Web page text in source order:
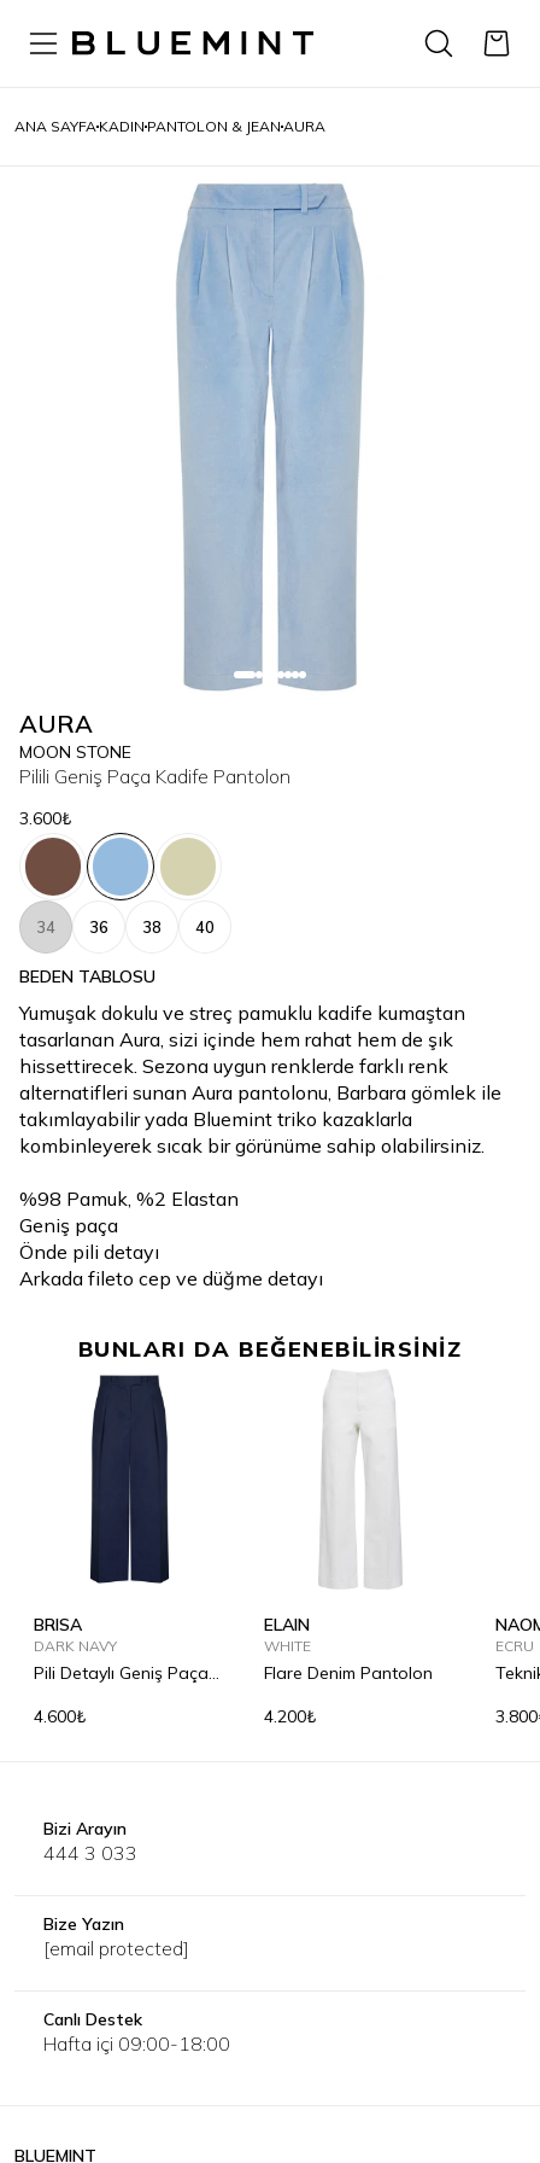
ANA SAYFA KADIN PANTOLON & JEAN AURA
AURA
MOON STONE
Pilili Geniş Paça Kadife Pantolon
3.600₺
34 36 38 40
BEDEN TABLOSU
Yumuşak dokulu ve streç pamuklu kadife kumaştan
tasarlanan Aura, sizi içinde hem rahat hem de şık
hissettirecek. Sezona uygun renklerde farklı renk
alternatifleri sunan Aura pantolonu, Barbara gömlek ile
takımlayabilir yada Bluemint triko kazaklarla
kombinleyerek sıcak bir görünüme sahip olabilirsiniz.
%98 Pamuk, %2 Elastan
Geniş paça
Önde pili detayı
Arkada fileto cep ve düğme detayı
BUNLARI DA BEĞENEBİLİRSİNİZ
BRISA
DARK NAVY
Pili Detaylı Geniş Paça
4.600₺
ELAIN
WHITE
Flare Denim Pantolon
4.200₺
ECRU
Bizi Arayın
444 3 033
Bize Yazın
[email protected]
Canlı Destek
Hafta içi 09:00-18:00
BLUEMINT